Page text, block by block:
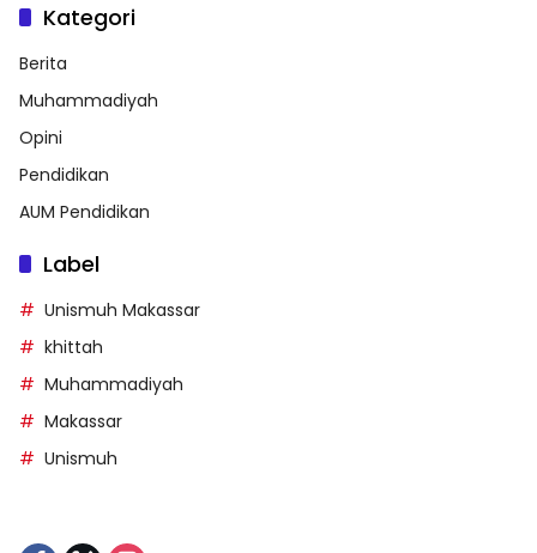
Kategori
Berita
Muhammadiyah
Opini
Pendidikan
AUM Pendidikan
Label
Unismuh Makassar
khittah
Muhammadiyah
Makassar
Unismuh